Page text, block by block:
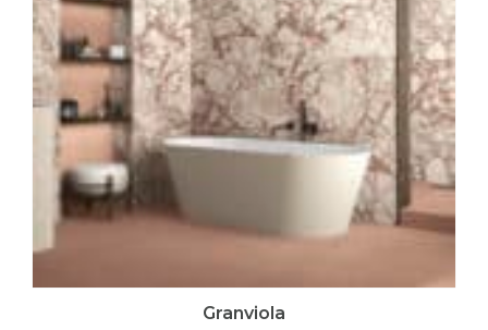
Granviola